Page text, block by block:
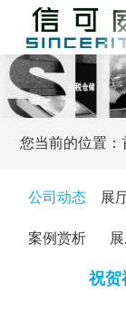
您当前的位置：
公司动态 展
案例赏析
祝贺